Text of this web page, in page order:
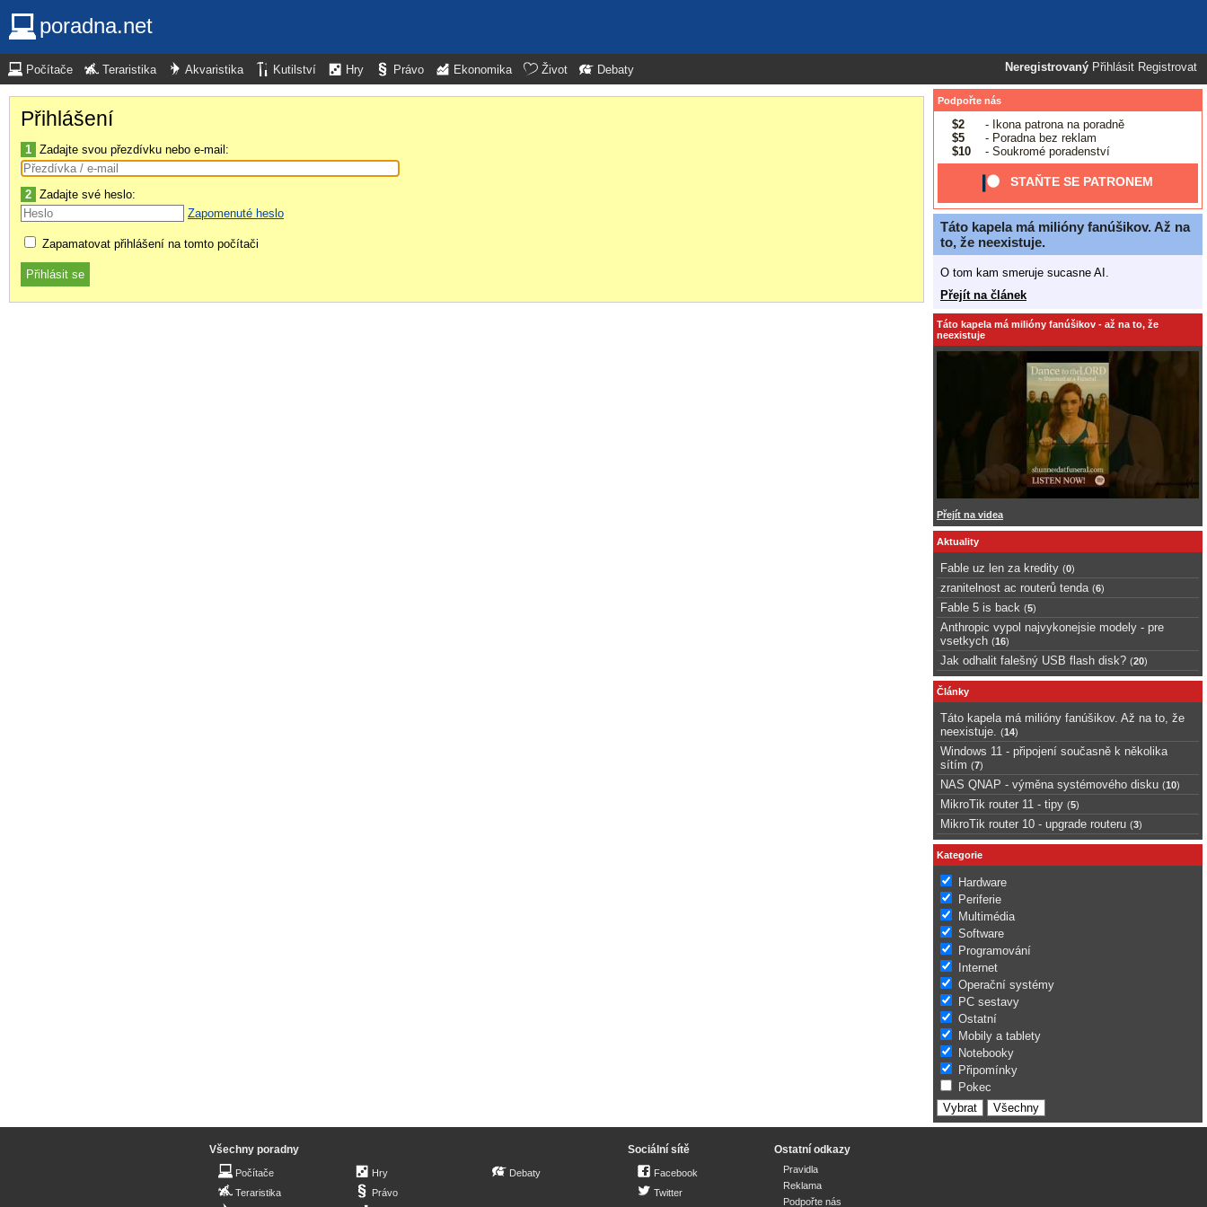
poradna.net
Neregistrovaný Přihlásit Registrovat
Počítače Teraristika Akvaristika Kutilství Hry Právo Ekonomika Život Debaty
Přihlášení
1 Zadajte svou přezdívku nebo e-mail:
2 Zadajte své heslo:
Zapomenuté heslo
Zapamatovat přihlášení na tomto počítači
Podpořte nás
$2
- Ikona patrona na poradně
$5
- Poradna bez reklam
$10
- Soukromé poradenství
STAŇTE SE PATRONEM
Táto kapela má milióny fanúšikov. Až na
to, že neexistuje.
O tom kam smeruje sucasne AI.
Přejít na článek
Táto kapela má milióny fanúšikov - až na to, že
neexistuje
Přejít na videa
Aktuality
Fable uz len za kredity (0)
zranitelnost ac routerů tenda (6)
Fable 5 is back (5)
Anthropic vypol najvykonejsie modely - pre
vsetkych (16)
Jak odhalit falešný USB flash disk? (20)
Články
Táto kapela má milióny fanúšikov. Až na to, že
neexistuje.
(14)
Windows 11 - připojení současně k několika
sítím (7)
NAS QNAP - výměna systémového disku (10)
MikroTik router 11 - tipy (5)
MikroTik router 10 - upgrade routeru (3)
Kategorie
Hardware
Periferie
Multimédia
Software
Programování
Internet
Operační systémy
PC sestavy
Ostatní
Mobily a tablety
Notebooky
Připomínky
Pokec
Všechny poradny
Počítače
Teraristika
Hry
Právo
Debaty
Sociální sítě
Facebook
Twitter
Ostatní odkazy
Pravidla
Reklama
Podpořte nás